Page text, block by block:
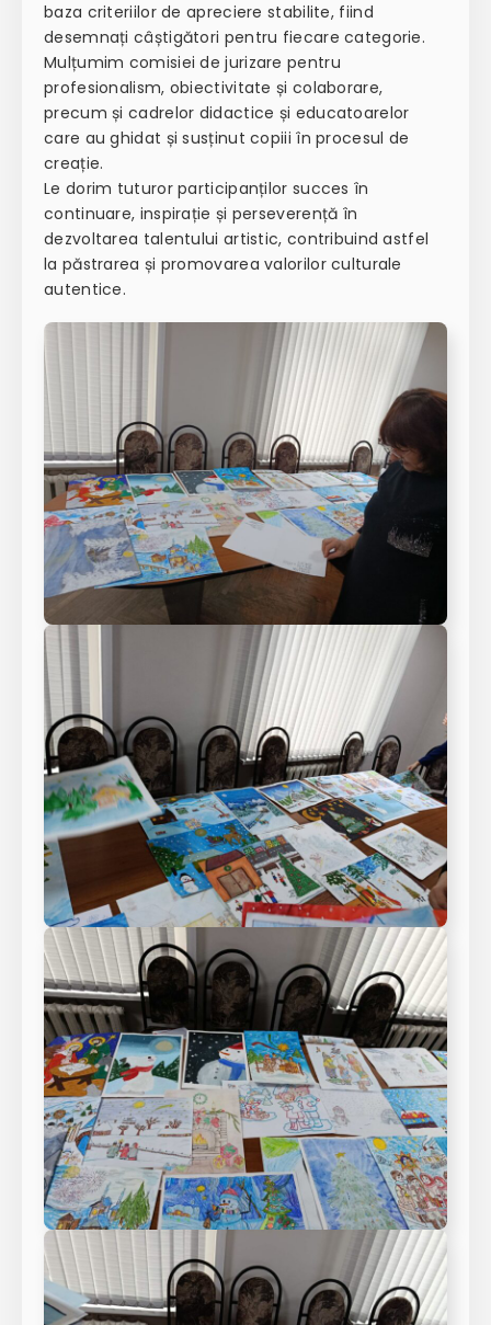
baza criteriilor de apreciere stabilite, fiind
desemnați câștigători pentru fiecare categorie.
Mulțumim comisiei de jurizare pentru
profesionalism, obiectivitate și colaborare,
precum și cadrelor didactice și educatoarelor
care au ghidat și susținut copiii în procesul de
creație.
Le dorim tuturor participanților succes în
continuare, inspirație și perseverență în
dezvoltarea talentului artistic, contribuind astfel
la păstrarea și promovarea valorilor culturale
autentice.